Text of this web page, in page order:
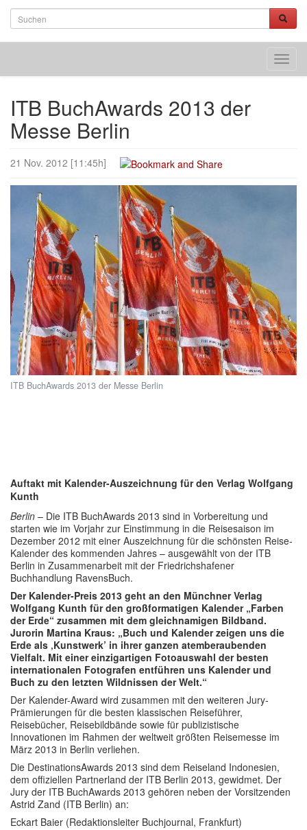
ITB BuchAwards 2013 der
Messe Berlin
21 Nov. 2012 [11:45h]
ITB BuchAwards 2013 der Messe Berlin
Auftakt mit Kalender-Auszeichnung für den Verlag Wolfgang
Kunth
Berlin – Die ITB BuchAwards 2013 sind in Vorbereitung und
starten wie im Vorjahr zur Einstimmung in die Reisesaison im
Dezember 2012 mit einer Auszeichnung für die schönsten Reise-
Kalender des kommenden Jahres – ausgewählt von der ITB
Berlin in Zusammenarbeit mit der Friedrichshafener
Buchhandlung RavensBuch.
Der Kalender-Preis 2013 geht an den Münchner Verlag
Wolfgang Kunth für den großformatigen Kalender „Farben
der Erde“ zusammen mit dem gleichnamigen Bildband.
Jurorin Martina Kraus: „Buch und Kalender zeigen uns die
Erde als ‚Kunstwerk’ in ihrer ganzen atemberaubenden
Vielfalt. Mit einer einzigartigen Fotoauswahl der besten
internationalen Fotografen entführen uns Kalender und
Buch zu den letzten Wildnissen der Welt.“
Der Kalender-Award wird zusammen mit den weiteren Jury-
Prämierungen für die besten klassischen Reiseführer,
Reisebücher, Reisebildbände sowie für publizistische
Innovationen im Rahmen der weltweit größten Reisemesse im
März 2013 in Berlin verliehen.
Die DestinationsAwards 2013 sind dem Reiseland Indonesien,
dem offiziellen Partnerland der ITB Berlin 2013, gewidmet. Der
Jury der ITB BuchAwards 2013 gehören neben der Vorsitzenden
Astrid Zand (ITB Berlin) an:
Eckart Baier (Redaktionsleiter Buchjournal, Frankfurt)